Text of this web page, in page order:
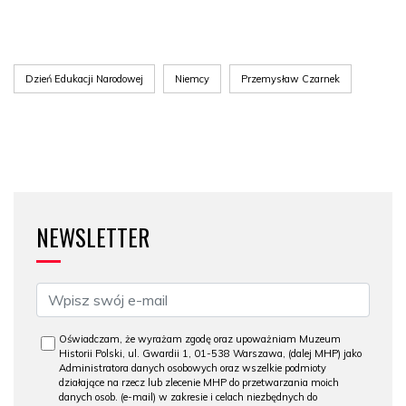
Dzień Edukacji Narodowej Niemcy Przemysław Czarnek
NEWSLETTER
Oświadczam, że wyrażam zgodę oraz upoważniam Muzeum
Historii Polski, ul. Gwardii 1, 01-538 Warszawa, (dalej MHP) jako
Administratora danych osobowych oraz wszelkie podmioty
działające na rzecz lub zlecenie MHP do przetwarzania moich
danych osob. (e-mail) w zakresie i celach niezbędnych do